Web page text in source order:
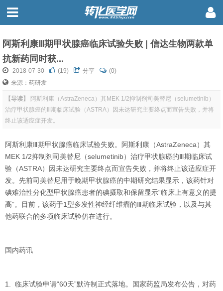
阿斯利康Ⅲ期甲状腺癌临床试验失败 | 信达生物两款单
抗新药同时获...
2018-07-30 (19) 分享
(0)
来源：药研发
【导读】
阿斯利康（AstraZeneca）其MEK 1/2抑制剂司美替尼（selumetinib）
治疗甲状腺癌的Ⅲ期临床试验（ASTRA）因未达研究主要终点而宣告失败，并将
终止该适应症开发。
阿斯利康Ⅲ期甲状腺癌临床试验失败。阿斯利康（AstraZeneca）其
MEK 1/2抑制剂司美替尼（selumetinib）治疗甲状腺癌的Ⅲ期临床试
验（ASTRA）因未达研究主要终点而宣告失败，并将终止该适应症开
发。先前司美替尼用于晚期甲状腺癌的中期研究结果显示，该药针对
碘难治性分化型甲状腺癌患者的碘摄取和保留显示“临床上有意义的提
高”。目前，该药于1型多发性神经纤维瘤的Ⅲ期临床试验，以及与其
他药联合的多项临床试验仍在进行。
国内药讯
1. 临床试验申请“60天”默许制正式落地。国家药监局发布公告，对药